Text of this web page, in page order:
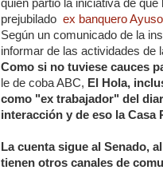
quien partió la iniciativa de
prejubilado ex banquero Ayuso
Según un comunicado de la
informar de las actividades de
Como si no tuviese cauces
le de coba ABC, El Hola,
como "ex trabajador" del
interacción y de eso la Casa
La cuenta sigue al Senado,
tienen otros canales de